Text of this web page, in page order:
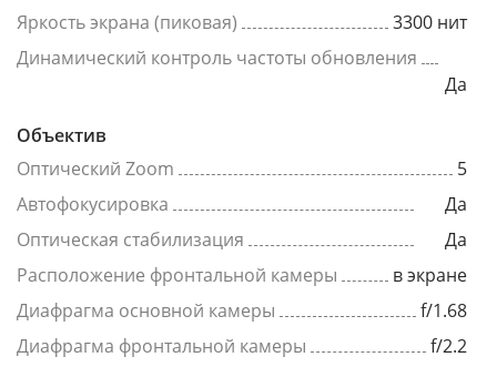
Яркость экрана (пиковая)
3300 нит
Динамический контроль частоты обновления
Да
Объектив
Оптический Zoom
5
Автофокусировка
Да
Оптическая стабилизация
Да
Расположение фронтальной камеры
в экране
Диафрагма основной камеры
f/1.68
Диафрагма фронтальной камеры
f/2.2